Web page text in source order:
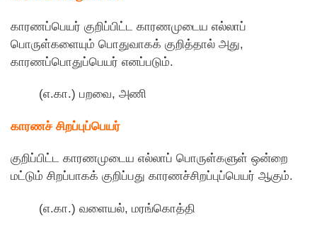
காரணப்பெயர் குறிப்பிட்ட காரணமுடைய எல்லாப்
பொருள்களையும் பொதுவாகக் குறித்தால் அது,
காரணப்பொதுப்பெயர் எனப்படும்.
(எ.கா.) பறவை, அணி
காரணச் சிறப்புப்பெயர்
குறிப்பிட்ட காரணமுடைய எல்லாப் பொருள்களுள் ஒன்றை
மட்டும் சிறப்பாகக் குறிப்பது காரணச்சிறப்புப்பெயர் ஆகும்.
(எ.கா.) வளையல், மரங்கொத்தி